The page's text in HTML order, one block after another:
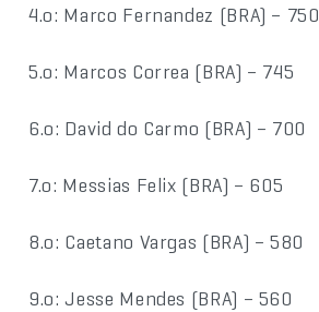
4.o: Marco Fernandez (BRA) – 750
5.o: Marcos Correa (BRA) – 745
6.o: David do Carmo (BRA) – 700
7.o: Messias Felix (BRA) – 605
8.o: Caetano Vargas (BRA) – 580
9.o: Jesse Mendes (BRA) – 560